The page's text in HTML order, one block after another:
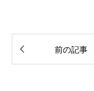
前の記事